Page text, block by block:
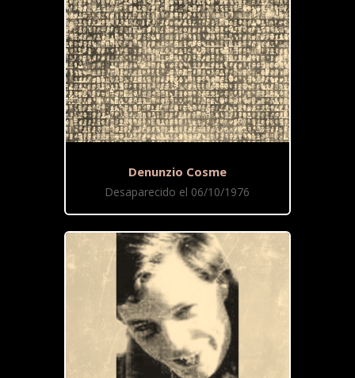
Denunzio Cosme
Desaparecido el 06/10/1976